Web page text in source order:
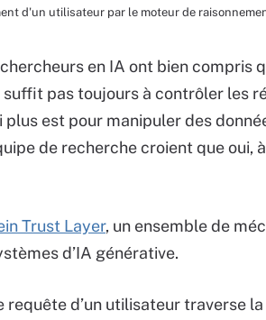
d'un utilisateur par le moteur de
en IA ont bien compris
suffit pas toujours à contrôler les
est pour manipuler des
de recherche croient que oui,
Trust Layer, un ensemble de
d’IA générative.
requête d’un utilisateur traverse